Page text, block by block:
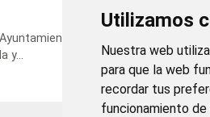
Utilizamos
Nuestra web
para que la web
recordar tus
funcionamiento
de Burgos y la
y...